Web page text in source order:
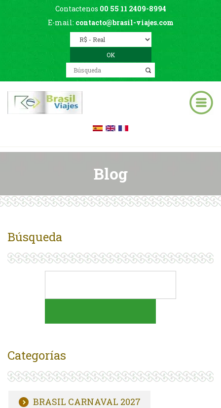
Contactenos 00 55 11 2409-8994
E-mail: contacto@brasil-viajes.com
Blog
Búsqueda
Categorías
BRASIL CARNAVAL 2027